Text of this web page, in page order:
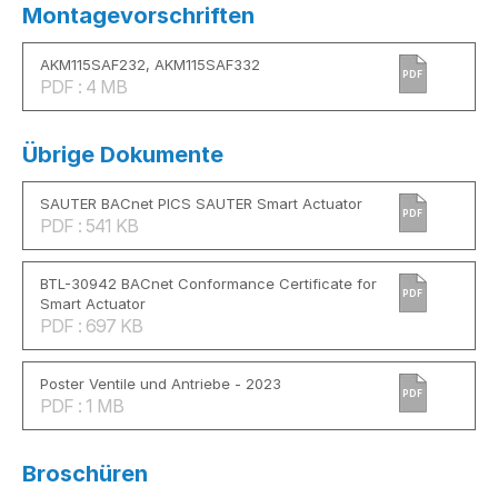
Montagevorschriften
AKM115SAF232, AKM115SAF332
PDF : 4 MB
PDF
Übrige Dokumente
SAUTER BACnet PICS SAUTER Smart Actuator
PDF : 541 KB
PDF
BTL-30942 BACnet Conformance Certificate for
Smart Actuator
PDF : 697 KB
PDF
Poster Ventile und Antriebe - 2023
PDF : 1 MB
PDF
Broschüren